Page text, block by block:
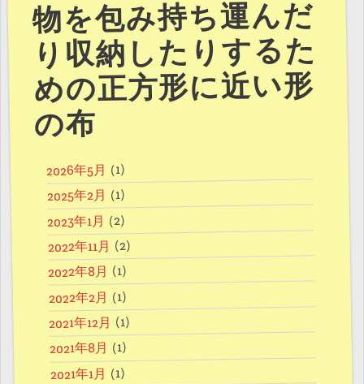
物を包み持ち運んだ
り収納したりするた
めの正方形に近い形
の布
2026年5月 (1)
2025年2月 (1)
2023年1月 (2)
2022年11月 (2)
2022年8月 (1)
2022年2月 (1)
2021年12月 (1)
2021年8月 (1)
2021年1月 (1)